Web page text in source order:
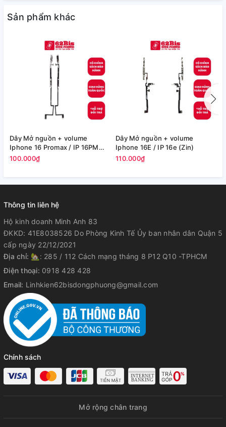
Sản phẩm khác
Dây Mở nguồn + volume
Iphone 16 Promax / IP 16PM
(Zin)
100.000₫
Dây Mở nguồn + volume
Iphone 16E / IP 16e (Zin)
110.000₫
Thông tin liên hệ
Hộ kinh doanh Minh Anh 83
ĐKKD: 41E8038526 Do Phòng Kinh Tế Ủy ban nhân dân Quận 5
cấp ngày 22/12/2021
Địa chỉ: 🏡: 285 / 112 Cách mạng tháng 8 P12 Q10 -TPHCM
Điện thoại: 0918 428 428
Email: Linhkien62bisdongphuong@gmail.com
Chính sách
Mở rộng chân trang